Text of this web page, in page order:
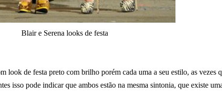
Blair e Serena looks de festa
look de festa preto com brilho porém cada uma a seu estilo, as vezes
isso pode indicar que ambos estão na mesma sintonia, que existe